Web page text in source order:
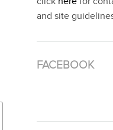
and site
FACEBOOK